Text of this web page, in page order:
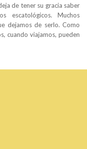
de tener su gracia saber
escatológicos. Muchos
dejamos de serlo. Como
cuando viajamos, pueden